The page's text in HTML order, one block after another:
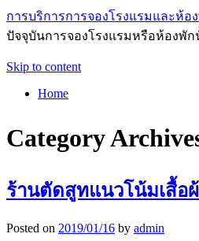
การบริการการจองโรงแรมและห้อ
ปัจจุบันการจองโรงแรมหรือห้องพั
Skip to content
Home
Category
ร้านตัดสูทแนวโน้มเสื้อ
Posted on 2019/01/16 by admin